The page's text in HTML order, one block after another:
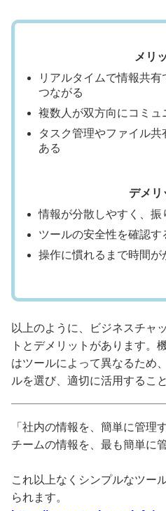
メリ
リアルタイムで情報共
つながる
複数人が双方向にコミュ
タスク管理やファイル
ある
デメリ
情報が分散しやすく、振
ツールの安全性を確認す
操作に慣れるまで時間が
以上のように、ビジネスチャ
トとデメリットがあります。
はツールによって異なるため
ルを選び、適切に活用するこ
「社内の情報を、簡単に管理
チームの情報を、最も簡単に
これ以上なくシンプルなツー
られます。